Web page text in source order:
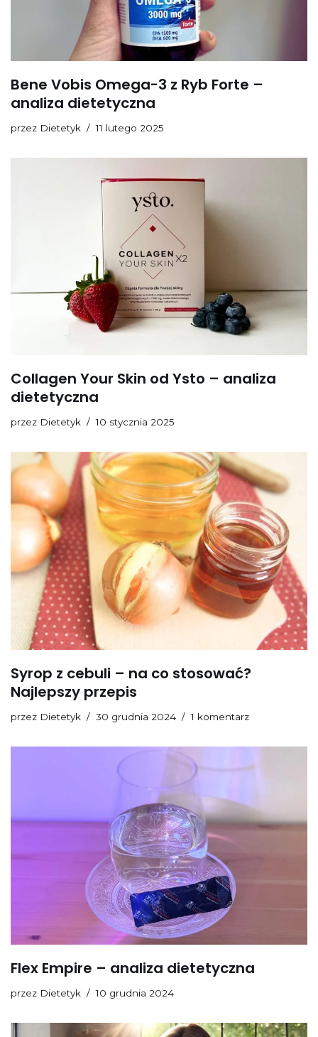
Bene Vobis Omega-3 z Ryb Forte –
analiza dietetyczna
przez Dietetyk 11 lutego 2025
Collagen Your Skin od Ysto – analiza
dietetyczna
przez Dietetyk 10 stycznia 2025
Syrop z cebuli – na co stosować?
Najlepszy przepis
przez Dietetyk 30 grudnia 2024 1 komentarz
Flex Empire – analiza dietetyczna
przez Dietetyk 10 grudnia 2024